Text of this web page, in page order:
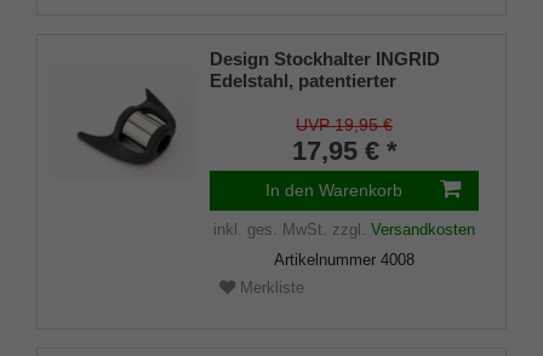
Design Stockhalter INGRID
Edelstahl, patentierter
(18 - 22mm), Weichgummi
UVP 19,95 €
17,95 € *
In den Warenkorb
inkl. ges. MwSt. zzgl. Versandkosten
Artikelnummer 4008
Merkliste